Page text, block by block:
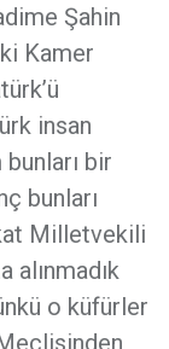
Şahin
Kamer
insan
bir
bunları
Milletvekili
alınmadık
o küfürler